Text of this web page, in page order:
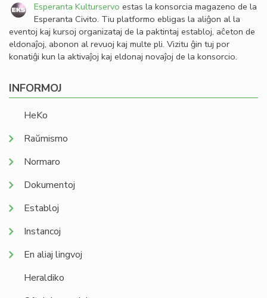
Esperanta Kulturservo estas la konsorcia magazeno de la
Esperanta Civito. Tiu platformo ebligas la aliĝon al la
eventoj kaj kursoj organizataj de la paktintaj establoj, aĉeton de
eldonaĵoj, abonon al revuoj kaj multe pli. Vizitu ĝin tuj por
konatiĝi kun la aktivaĵoj kaj eldonaj novaĵoj de la konsorcio.
INFORMOJ
HeKo
Raŭmismo
Normaro
Dokumentoj
Establoj
Instancoj
En aliaj lingvoj
Heraldiko